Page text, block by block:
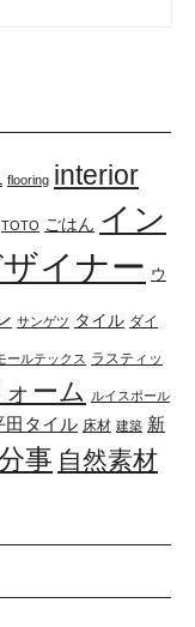
flooring interior
TOTO ごはん イン
イナー ウ
サンゲツ タイル ダイ
ールテックス ラスティッ
ォーム ルイスポール
田タイル 床材 建築 新
事 自然素材